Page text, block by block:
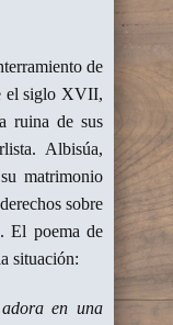
de
el siglo XVII,
ruina de sus
Albisúa,
matrimonio
sobre
El poema de
situación:
en una